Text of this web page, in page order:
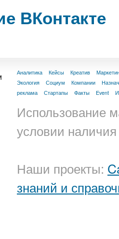
ВКонтакте
Аналитика Кейсы Креатив
Экология
Социум Компании
реклама
Стартапы Факты Event
Использование
условии
Наши проекты:
знаний и